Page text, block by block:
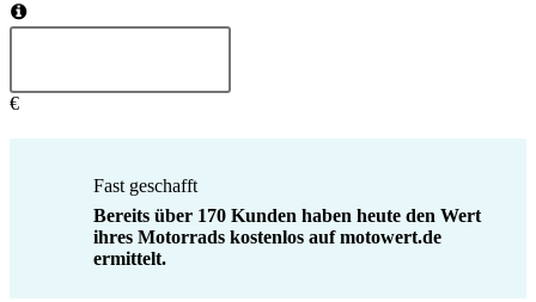
€
Fast geschafft
Bereits über 170 Kunden haben heute den Wert
ihres Motorrads kostenlos auf motowert.de
ermittelt.